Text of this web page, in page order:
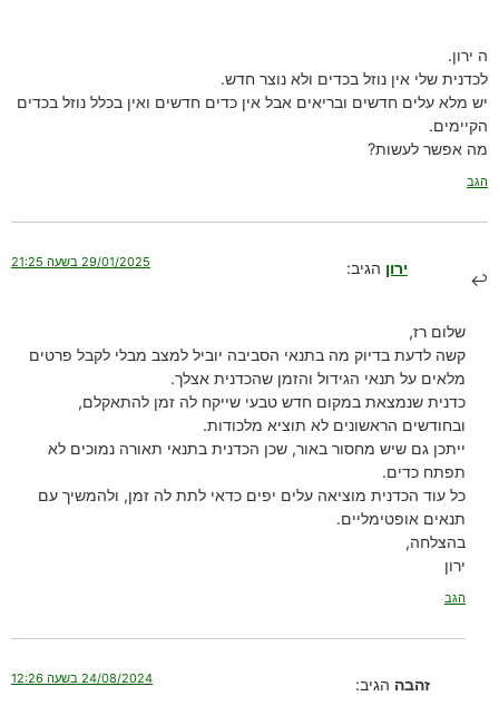
ה ירון.
לכדנית שלי אין נוזל בכדים ולא נוצר חדש.
יש מלא עלים חדשים ובריאים אבל אין כדים חדשים ואין בכלל נוזל בכדים
הקיימים.
מה אפשר לעשות?
הגב
ירון הגיב: 29/01/2025 בשעה 21:25
שלום רז,
קשה לדעת בדיוק מה בתנאי הסביבה יוביל למצב מבלי לקבל פרטים
מלאים על תנאי הגידול והזמן שהכדנית אצלך.
כדנית שנמצאת במקום חדש טבעי שייקח לה זמן להתאקלם,
ובחודשים הראשונים לא תוציא מלכודות.
ייתכן גם שיש מחסור באור, שכן הכדנית בתנאי תאורה נמוכים לא
תפתח כדים.
כל עוד הכדנית מוציאה עלים יפים כדאי לתת לה זמן, ולהמשיך עם
תנאים אופטימליים.
בהצלחה,
ירון
הגב
זהבה הגיב: 24/08/2024 בשעה 12:26